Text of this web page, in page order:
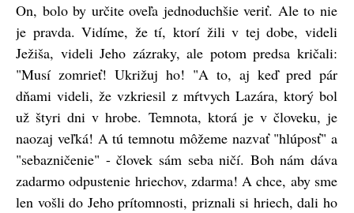
On, bolo by určite oveľa jednoduchšie veriť. Ale to nie
je pravda. Vidíme, že tí, ktorí žili v tej dobe, videli
Ježiša, videli Jeho zázraky, ale potom predsa kričali:
"Musí zomrieť! Ukrižuj ho! "A to, aj keď pred pár
dňami videli, že vzkriesil z mŕtvych Lazára, ktorý bol
už štyri dni v hrobe. Temnota, ktorá je v človeku, je
naozaj veľká! A tú temnotu môžeme nazvať "hlúposť" a
"sebazničenie" - človek sám seba ničí. Boh nám dáva
zadarmo odpustenie hriechov, zdarma! A chce, aby sme
len vošli do Jeho prítomnosti, priznali si hriech, dali ho